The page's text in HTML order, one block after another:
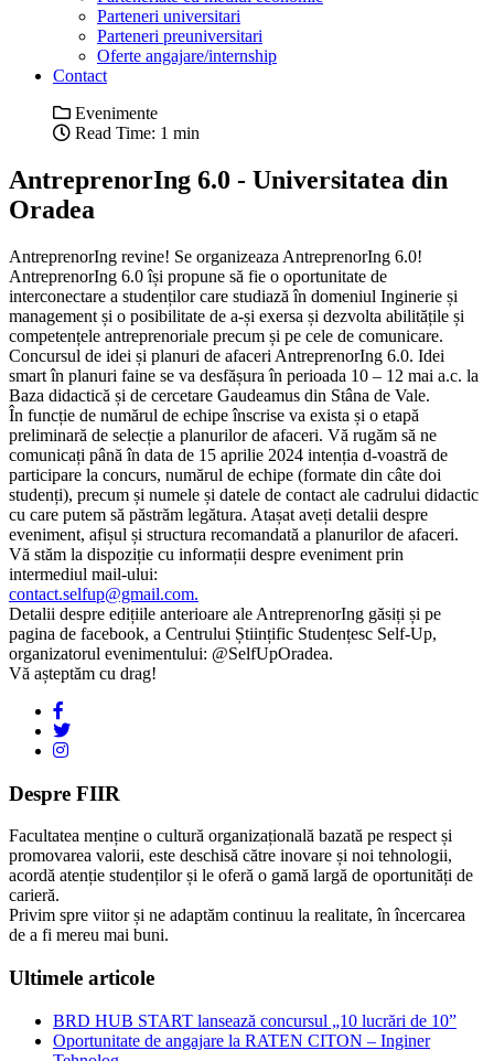
Parteneri universitari
Parteneri preuniversitari
Oferte angajare/internship
Contact
Evenimente
Read Time: 1 min
AntreprenorIng 6.0 - Universitatea din
Oradea
AntreprenorIng revine! Se organizeaza AntreprenorIng 6.0!
AntreprenorIng 6.0 își propune să fie o oportunitate de
interconectare a studenților care studiază în domeniul Inginerie și
management și o posibilitate de a-și exersa și dezvolta abilitățile și
competențele antreprenoriale precum și pe cele de comunicare.
Concursul de idei și planuri de afaceri AntreprenorIng 6.0. Idei
smart în planuri faine se va desfășura în perioada 10 – 12 mai a.c. la
Baza didactică și de cercetare Gaudeamus din Stâna de Vale.
În funcție de numărul de echipe înscrise va exista și o etapă
preliminară de selecție a planurilor de afaceri. Vă rugăm să ne
comunicați până în data de 15 aprilie 2024 intenția d-voastră de
participare la concurs, numărul de echipe (formate din câte doi
studenți), precum și numele și datele de contact ale cadrului didactic
cu care putem să păstrăm legătura. Atașat aveți detalii despre
eveniment, afișul și structura recomandată a planurilor de afaceri.
Vă stăm la dispoziție cu informații despre eveniment prin
intermediul mail-ului:
contact.selfup@gmail.com.
Detalii despre edițiile anterioare ale AntreprenorIng găsiți și pe
pagina de facebook, a Centrului Științific Studențesc Self-Up,
organizatorul evenimentului: @SelfUpOradea.
Vă așteptăm cu drag!
Despre FIIR
Facultatea menține o cultură organizațională bazată pe respect și
promovarea valorii, este deschisă către inovare și noi tehnologii,
acordă atenție studenților și le oferă o gamă largă de oportunități de
carieră.
Privim spre viitor și ne adaptăm continuu la realitate, în încercarea
de a fi mereu mai buni.
Ultimele articole
BRD HUB START lansează concursul „10 lucrări de 10”
Oportunitate de angajare la RATEN CITON – Inginer